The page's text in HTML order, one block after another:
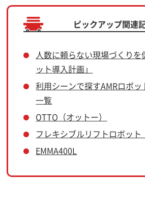
ピックアップ関連
人数に頼らない現場づくりを
ット導入計画」
利用シーンで探すAMRロボ
一覧
OTTO（オットー）
フレキシブルリフトロボッ
EMMA400L